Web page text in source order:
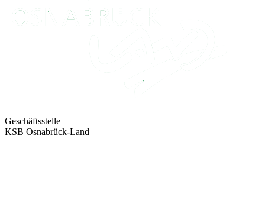
Geschäftsstelle
KSB Osnabrück-Land